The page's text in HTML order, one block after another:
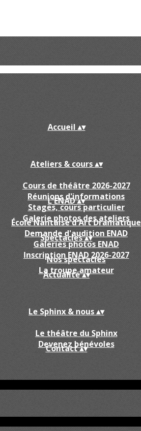
Accueil ▴▾
Ateliers & cours▴▾
Cours de théâtre 2026-2027
Réunions d'informations
Stages, cours particulier
Galerie photos des ateliers
L'ENAD▴▾
École Nantaise d'Art Dramatique
Demande d'audition ENAD
Galeries photos ENAD
Inscription ENAD 2026-2027
Spectacles▴▾
Nos spectacles
La troupe amateur
Actualité▴▾
Le Sphinx & nous▴▾
Le théâtre du Sphinx
Devenez bénévoles
Contact▴▾